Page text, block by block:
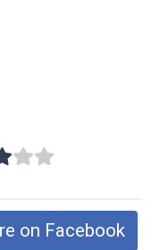
on Facebook